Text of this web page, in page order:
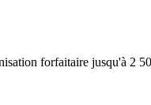
forfaitaire jusqu'à 2